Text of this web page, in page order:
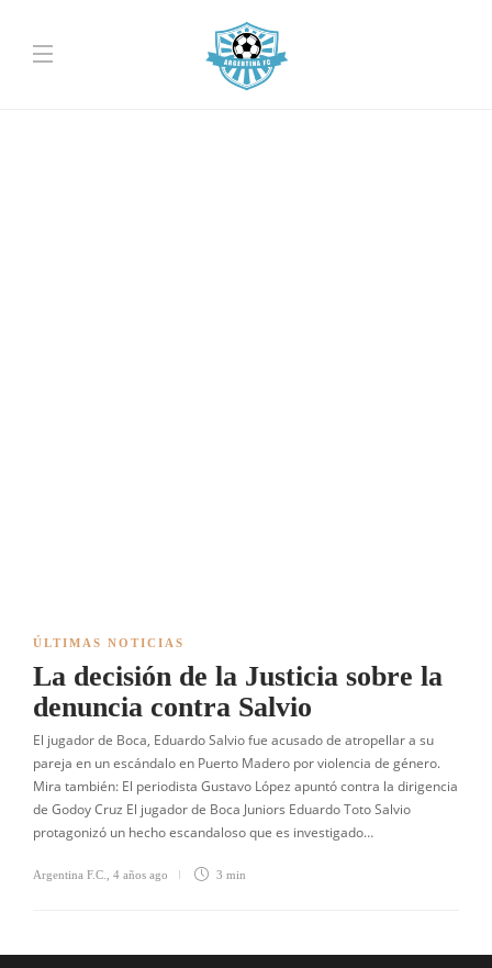
ÚLTIMAS NOTICIAS
La decisión de la Justicia sobre la
denuncia contra Salvio
El jugador de Boca, Eduardo Salvio fue acusado de atropellar a su
pareja en un escándalo en Puerto Madero por violencia de género.
Mira también: El periodista Gustavo López apuntó contra la dirigencia
de Godoy Cruz El jugador de Boca Juniors Eduardo Toto Salvio
protagonizó un hecho escandaloso que es investigado…
Argentina F.C. 4 años ago 3 min